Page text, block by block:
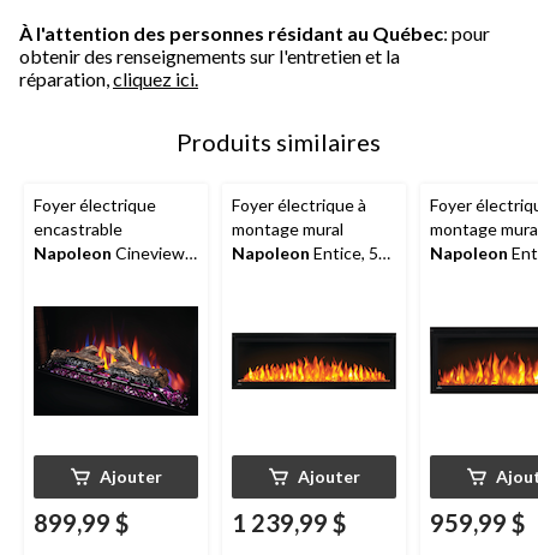
À l'attention des personnes résidant au Québec: pour
obtenir des renseignements sur l'entretien et la
réparation,cliquez ici.
Produits similaires
Foyer électrique
encastrable
Napoleon Cineview,
comprise, noir
Ajouter
899,99 $
Foyer électrique à
montage mural
Napoleon Entice, 50
Ajouter
1 239,99 $
Foyer
montage
Napoleon
comprise, noir
959,99 $